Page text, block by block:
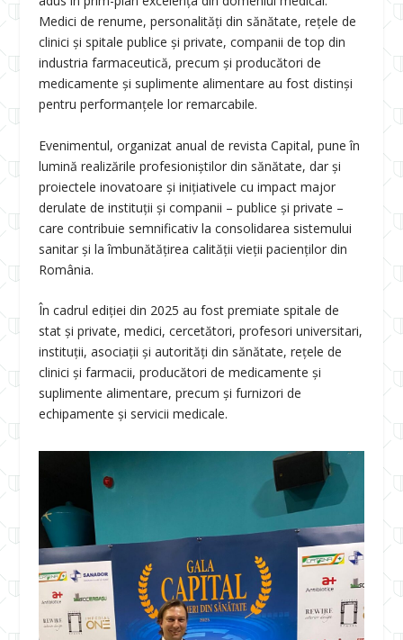
Medici de renume, personalități din sănătate, rețele de
clinici și spitale publice și private, companii de top din
industria farmaceutică, precum și producători de
medicamente și suplimente alimentare au fost distinși
pentru performanțele lor remarcabile.
Evenimentul, organizat anual de revista Capital, pune în
lumină realizările profesioniștilor din sănătate, dar și
proiectele inovatoare și inițiativele cu impact major
derulate de instituții și companii – publice și private –
care contribuie semnificativ la consolidarea sistemului
sanitar și la îmbunătățirea calității vieții pacienților din
România.
În cadrul ediției din 2025 au fost premiate spitale de
stat și private, medici, cercetători, profesori universitari,
instituții, asociații și autorități din sănătate, rețele de
clinici și farmacii, producători de medicamente și
suplimente alimentare, precum și furnizori de
echipamente și servicii medicale.